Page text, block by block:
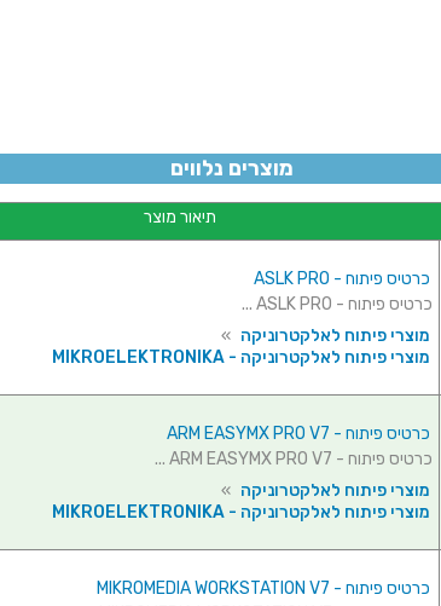
מוצרים נלווים
תיאור מוצר
כרטיס פיתוח - ASLK PRO
כרטיס פיתוח - ASLK PRO ...
מוצרי פיתוח לאלקטרוניקה »
מוצרי פיתוח לאלקטרוניקה - MIKROELEKTRONIKA
כרטיס פיתוח - ARM EASYMX PRO V7
כרטיס פיתוח - ARM EASYMX PRO V7 ...
מוצרי פיתוח לאלקטרוניקה »
מוצרי פיתוח לאלקטרוניקה - MIKROELEKTRONIKA
כרטיס פיתוח - MIKROMEDIA WORKSTATION V7